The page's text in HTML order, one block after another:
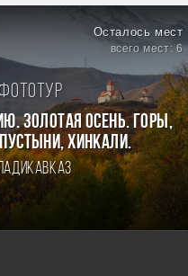
Осталось мест
всего мест: 6
Золотая осень. Горы,
хинкали.